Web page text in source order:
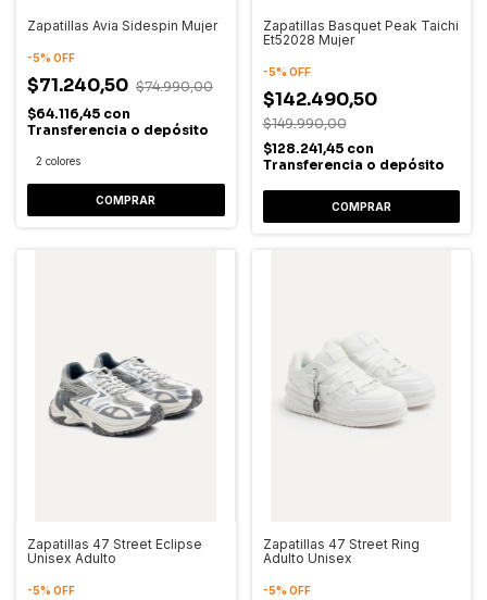
Zapatillas Avia Sidespin Mujer
-5% OFF
$71.240,50 $74.990,00
$64.116,45 con
Transferencia o depósito
2 colores
COMPRAR
Zapatillas Basquet Peak Taichi
Et52028 Mujer
-5% OFF
$142.490,50
$149.990,00
$128.241,45 con
Transferencia o depósito
COMPRAR
Zapatillas 47 Street Eclipse
Unisex Adulto
-5% OFF
Zapatillas 47 Street Ring
Adulto Unisex
-5% OFF